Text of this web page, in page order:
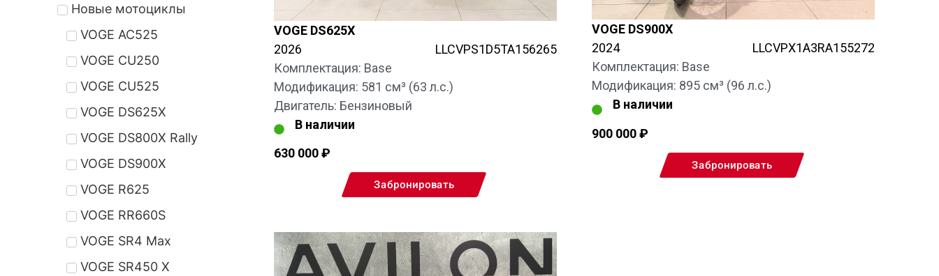
Новые мотоциклы
VOGE AC525
VOGE CU250
VOGE CU525
VOGE DS625X
VOGE DS800X Rally
VOGE DS900X
VOGE R625
VOGE RR660S
VOGE SR4 Max
VOGE SR450 X
VOGE DS625X
2026
LLCVPS1D5TA156265
Комплектация: Base
Модификация: 581 см³ (63 л.с.)
Двигатель: Бензиновый
В наличии
630 000₽
Забронировать
VOGE DS900X
2024
LLCVPX1A3RA155272
Комплектация: Base
Модификация: 895 см³ (96 л.с.)
В наличии
900 000₽
Забронировать